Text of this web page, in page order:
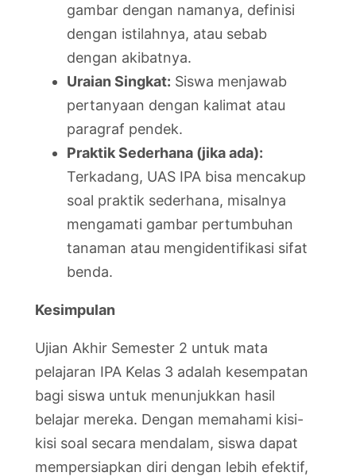
gambar dengan namanya, definisi
dengan istilahnya, atau sebab
dengan akibatnya.
Uraian Singkat: Siswa menjawab
pertanyaan dengan kalimat atau
paragraf pendek.
Praktik Sederhana (jika ada):
Terkadang, UAS IPA bisa mencakup
soal praktik sederhana, misalnya
mengamati gambar pertumbuhan
tanaman atau mengidentifikasi sifat
benda.
Kesimpulan
Ujian Akhir Semester 2 untuk mata
pelajaran IPA Kelas 3 adalah kesempatan
bagi siswa untuk menunjukkan hasil
belajar mereka. Dengan memahami kisi-
kisi soal secara mendalam, siswa dapat
mempersiapkan diri dengan lebih efektif,